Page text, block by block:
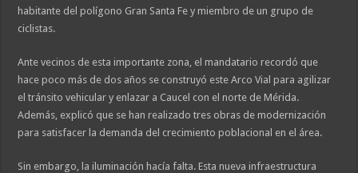
habitante del polígono Gran Santa Fe y miembro de un grupo de
ciclistas.
Ante vecinos de esta importante zona, el mandatario recordó que
hace poco más de dos años se construyó este Arco Vial para agilizar
el tránsito vehicular y enlazar a Caucel con el norte de Mérida.
Además, explicó que se han realizado tres obras de modernización
para satisfacer la demanda del crecimiento poblacional en el área.
Sin embargo, la iluminación hacía falta. Esta nueva infraestructura